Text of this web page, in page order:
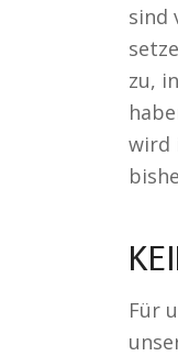
sind
zu,
wird
Für